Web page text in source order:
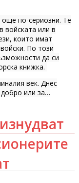
още по-сериозни. Те
войската или в
които имат
По този
да си
книжка.
век. Днес
или за…